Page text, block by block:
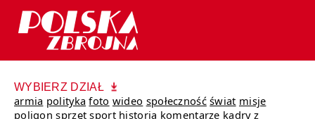
WYBIERZ DZIAŁ
armia polityka foto wideo społeczność świat misje
poligon sprzęt sport historia komentarze kadry z